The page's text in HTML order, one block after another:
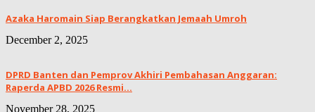
Azaka Haromain Siap Berangkatkan Jemaah Umroh
December 2, 2025
DPRD Banten dan Pemprov Akhiri Pembahasan Anggaran:
Raperda APBD 2026 Resmi...
November 28, 2025